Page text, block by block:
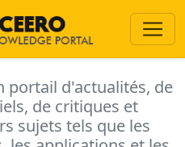
portail d'actualités, de
de critiques et
sujets tels que les